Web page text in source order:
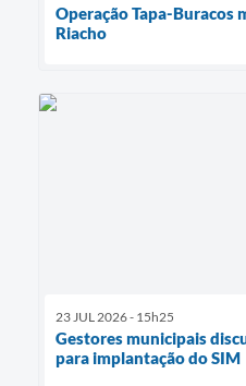
Operação Tapa-Buracos
Riacho
23 JUL 2026 - 15h25
Gestores municipais
para implantação do SIM